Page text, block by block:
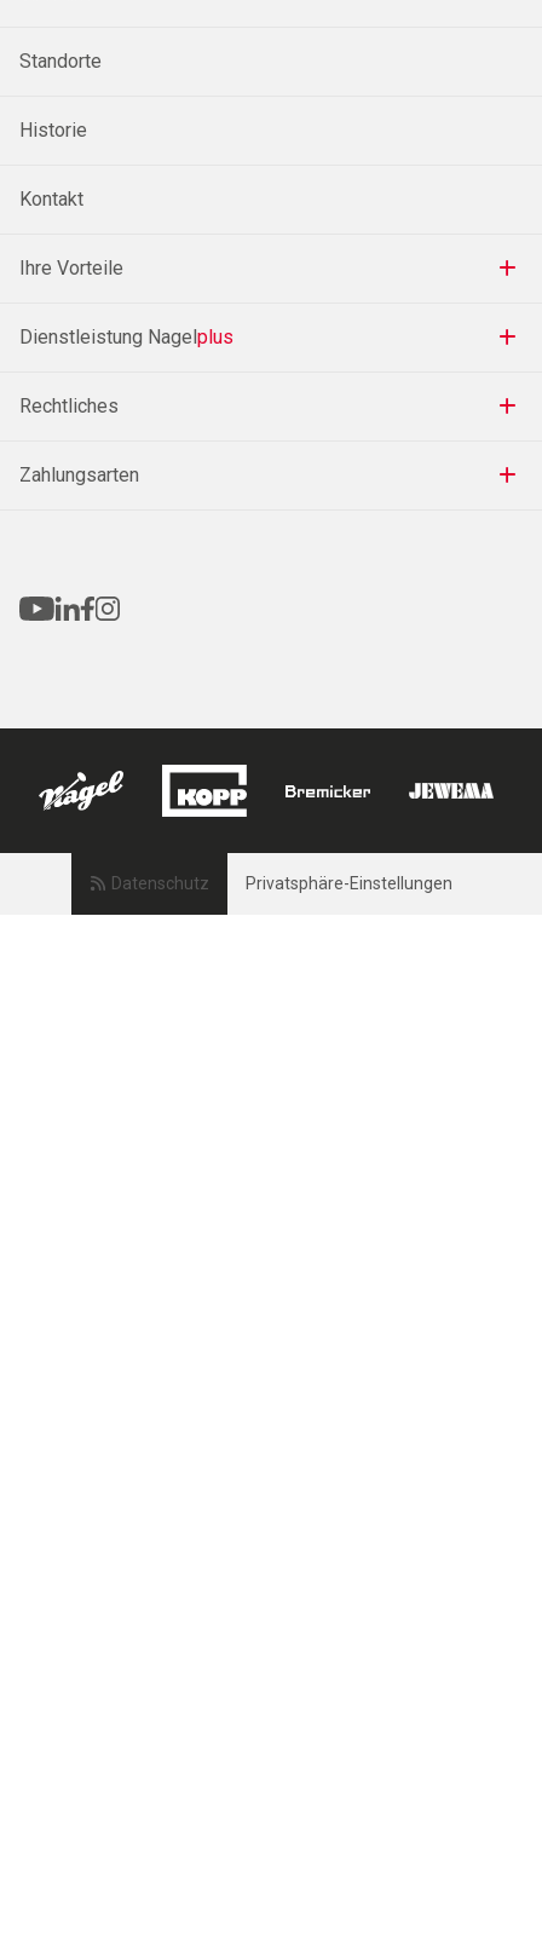
Standorte
Historie
Kontakt
Ihre Vorteile
Dienstleistung Nagel plus
Rechtliches
Zahlungsarten
Datenschutz Privatsphäre-Einstellungen